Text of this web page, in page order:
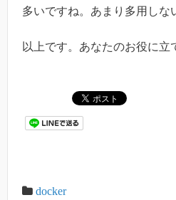
多いですね。あまり多用しな
以上です。あなたのお役に立
docker